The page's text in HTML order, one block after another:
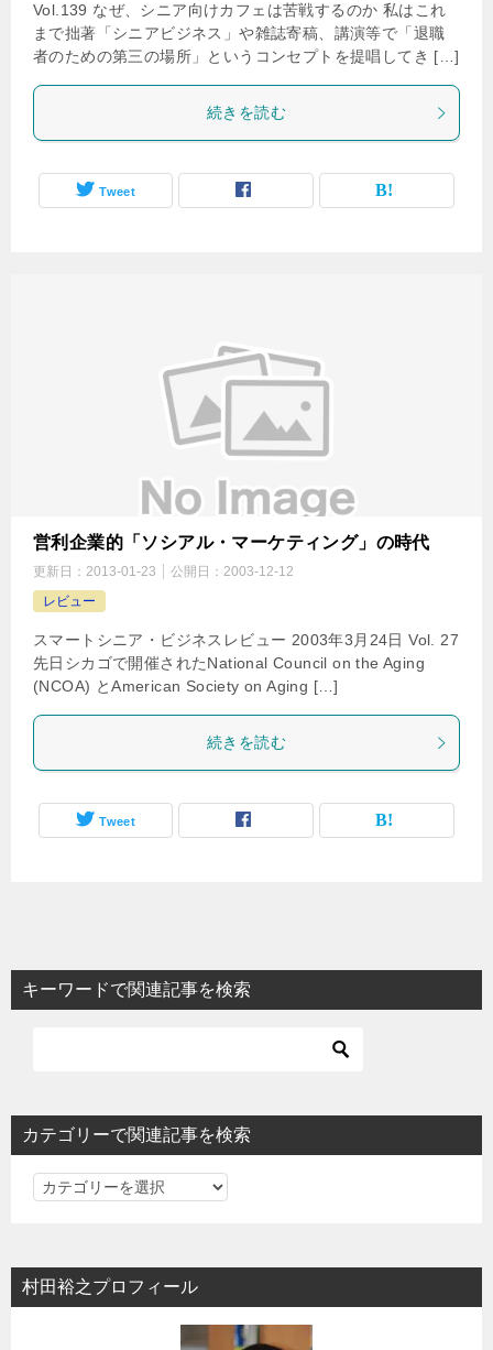
Vol.139 なぜ、シニア向けカフェは苦戦するのか 私はこれ
まで拙著「シニアビジネス」や雑誌寄稿、講演等で「退職
者のための第三の場所」というコンセプトを提唱してき […]
続きを読む
Tweet
営利企業的「ソシアル・マーケティング」の時代
更新日： 2013-01-23 公開日： 2003-12-12
レビュー
スマートシニア・ビジネスレビュー 2003年3月24日 Vol. 27
先日シカゴで開催されたNational Council on the Aging
(NCOA) とAmerican Society on Aging […]
続きを読む
Tweet
キーワードで関連記事を検索
カテゴリーで関連記事を検索
カ
リ
ー
村田裕之プロフィール